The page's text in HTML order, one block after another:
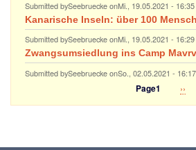
Submitted bySeebrueckeonMi., 19.05.2021 - 16:35
Kanarische Inseln: über 100
Submitted bySeebrueckeonMi., 19.05.2021 - 16:29
Zwangsumsiedlung ins Camp
Submitted bySeebrueckeonSo., 02.05.2021 - 16:17
Page1 ››